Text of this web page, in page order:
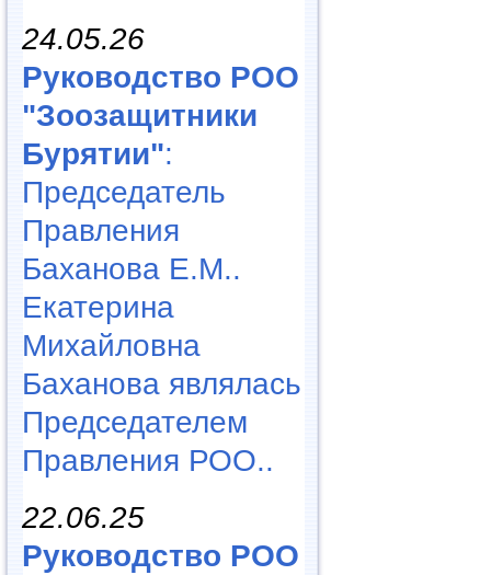
24.05.26
Руководство РОО
"Зоозащитники
Бурятии":
Председатель
Правления
Баханова Е.М..
Екатерина
Михайловна
Баханова являлась
Председателем
Правления РОО..
22.06.25
Руководство РОО